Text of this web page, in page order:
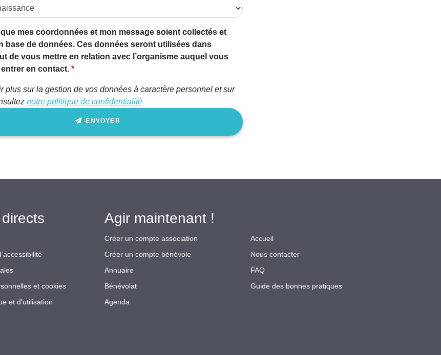
que mes coordonnées et mon message soient collectés et
base de données. Ces données seront utilisées dans
de vous mettre en relation avec l’organisme auquel vous
en contact.
plus sur la gestion de vos données à caractère personnel et sur
notre politique de confidentialité
ENVOYER
et cookies
et d'utilisation
Agir maintenant !
Créer un compte association
Créer un compte bénévole
Annuaire
Bénévolat
Agenda
Accueil
Nous contacter
FAQ
Guide des bonnes pratiques